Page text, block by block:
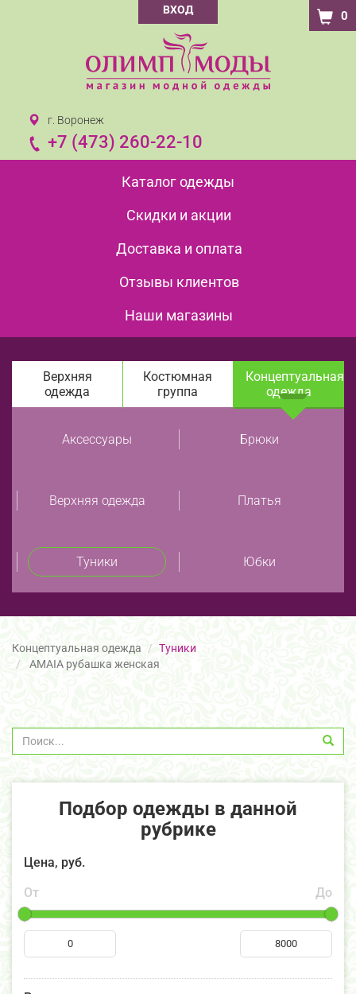
ВХОД 0
г. Воронеж
+7 (473) 260-22-10
Каталог одежды
Скидки и акции
Доставка и оплата
Отзывы клиентов
Наши магазины
Верхняя
одежда
Костюмная
группа
Концептуальная
одежда
Аксессуары Брюки
Верхняя одежда Платья
Туники Юбки
Концептуальная одежда
Туники
AMAIA рубашка женская
Подбор одежды в данной
рубрике
Цена, руб.
От
До